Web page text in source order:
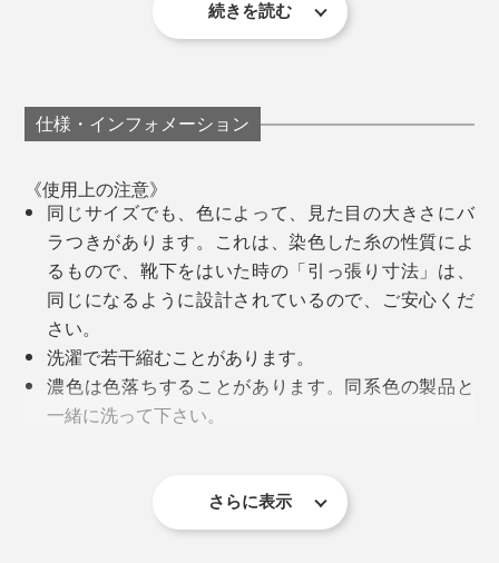
写真は『AMIGAMI』シリーズの「ビジネス用・ヘリンボーン」
汗を吸っては、放湿しつづけてくれるから、素足でいる
より、『AMIGAMI』をはいたほうが涼しく感じるでし
ょう。
編み目の細かい、上質感漂うつくりは、さすがメイド・
場にも合う、大人にふさわしい靴下です。
履き口から足裏にかけて、リブ編みにすることで、つま
先も脱げにくいつくりになっています。
これほど履き心地がいいカバーソックスは、めずらしい
一般的なカバーソックスで、ローファーなどの革靴を履
くと、足を覆う面積が少ないせいか、汗ムレで靴下がビ
でも『AMIGAMI』なら、和紙のチカラで、汗のベタベ
タを感じにくい。
続きを読む
仕様・インフォメーション
《使用上の注意》
同じサイズでも、色によって、見た目の大きさにバ
ラつきがあります。これは、染色した糸の性質によ
るもので、靴下をはいた時の「引っ張り寸法」は、
同じになるように設計されているので、ご安心くだ
さい。
洗濯で若干縮むことがあります。
濃色は色落ちすることがあります。同系色の製品と
一緒に洗って下さい。
漂白剤・蛍光増白剤入り洗剤の使用、タンブラー乾
燥は避けてください。
さらに表示